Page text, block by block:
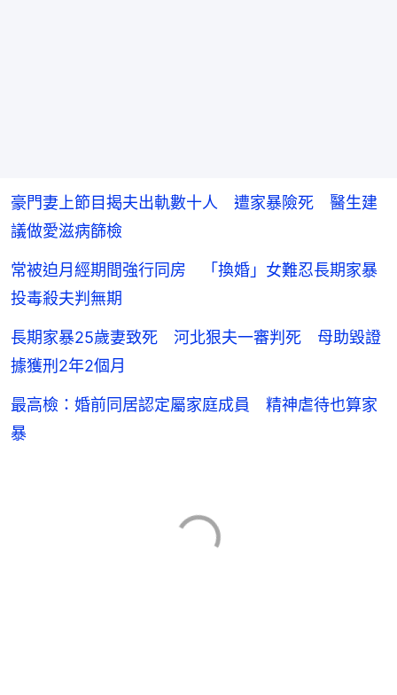
豪門妻上節目揭夫出軌數十人 遭家暴險死 醫生建
議做愛滋病篩檢
常被迫月經期間強行同房 「換婚」女難忍長期家暴
投毒殺夫判無期
長期家暴25歲妻致死 河北狠夫一審判死 母助毀證
據獲刑2年2個月
最高檢：婚前同居認定屬家庭成員 精神虐待也算家
暴